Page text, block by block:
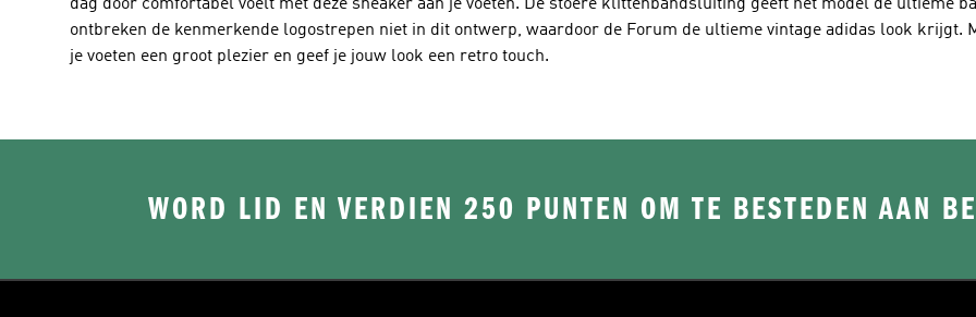
dag door comfortabel voelt met deze sneaker aan je voeten. De stoere klittenbandsluiting geeft het model de ultieme
ontbreken de kenmerkende logostrepen niet in dit ontwerp, waardoor de Forum de ultieme vintage adidas look krijgt.
je voeten een groot plezier en geef je jouw look een retro touch.
WORD LID EN VERDIEN 250 PUNTEN OM TE BESTEDEN AAN